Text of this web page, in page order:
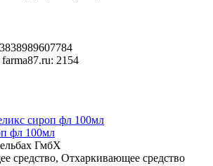
2154
фл 100мл
ГмбХ
средство, Отхаркивающее средство